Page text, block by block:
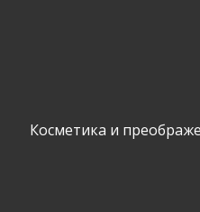
Косметика и